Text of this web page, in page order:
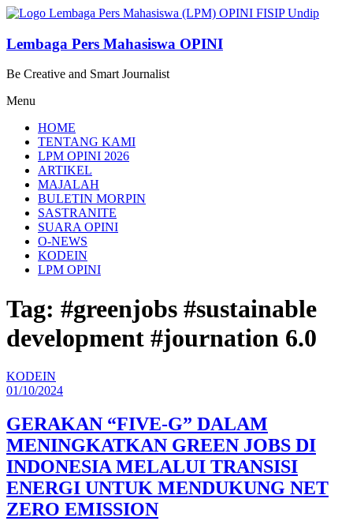
Lompat
konten
Lembaga Pers Mahasiswa OPINI
Be Creative and Smart Journalist
Menu
HOME
TENTANG KAMI
LPM OPINI 2026
ARTIKEL
MAJALAH
BULETIN MORPIN
SASTRANITE
SUARA OPINI
O-NEWS
KODEIN
LPM OPINI
Tag: #greenjobs #sustainable
development #journation 6.0
KODEIN
01/10/2024
GERAKAN “FIVE-G” DALAM
MENINGKATKAN GREEN JOBS DI
INDONESIA MELALUI TRANSISI
ENERGI UNTUK MENDUKUNG NET
ZERO EMISSION